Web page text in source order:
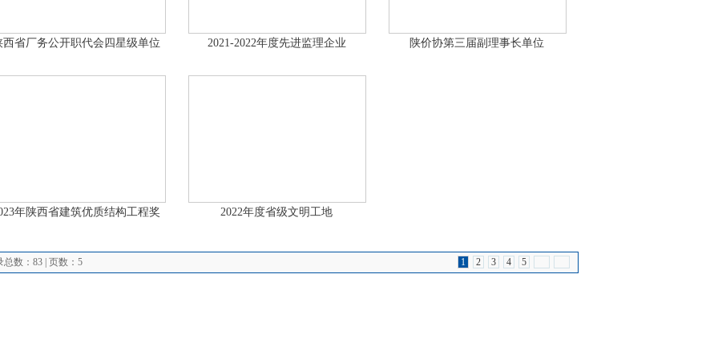
西省厂务公开职代会四星级单位 2021-2022年度先进监理企业 陕价协第三届副理事长单位
年陕西省建筑优质结构工程奖 2022年度省级文明工地
总数：83 | 页数：5 1 2 3 4 5